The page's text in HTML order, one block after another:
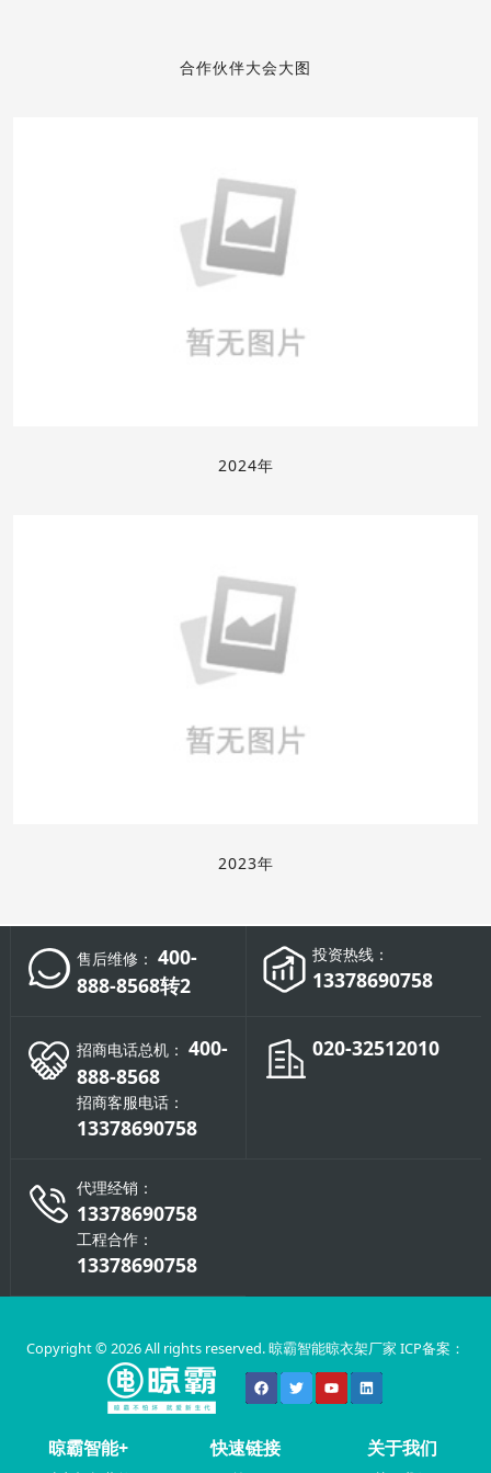
合作伙伴大会大图
2024年
2023年
售后维修： 400-
888-8568转2
投资热线：
13378690758
招商电话总机： 400-
888-8568
招商客服电话：
13378690758
020-32512010
代理经销：
13378690758
工程合作：
13378690758
Copyright © 2026 All rights reserved. 晾霸智能晾衣架厂家 ICP备案：
晾霸智能+ 快速链接 关于我们